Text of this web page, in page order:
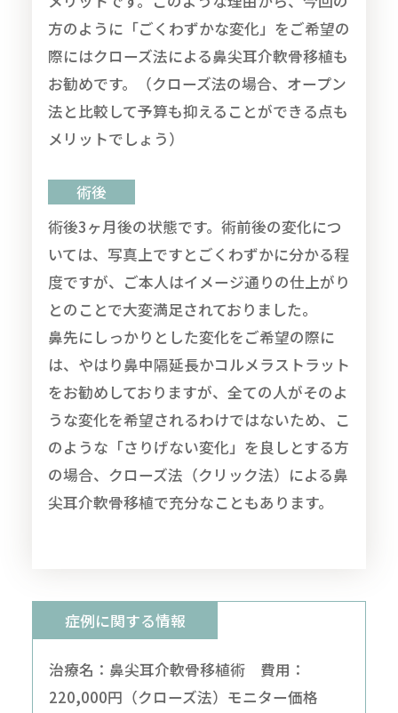
方のように「ごくわずかな変化」をご希望の
際にはクローズ法による鼻尖耳介軟骨移植も
お勧めです。（クローズ法の場合、オープン
法と比較して予算も抑えることができる点も
メリットでしょう）
術後
術後3ヶ月後の状態です。術前後の変化につ
いては、写真上ですとごくわずかに分かる程
度ですが、ご本人はイメージ通りの仕上がり
とのことで大変満足されておりました。
鼻先にしっかりとした変化をご希望の際に
は、やはり鼻中隔延長かコルメラストラット
をお勧めしておりますが、全ての人がそのよ
うな変化を希望されるわけではないため、こ
のような「さりげない変化」を良しとする方
の場合、クローズ法（クリック法）による鼻
尖耳介軟骨移植で充分なこともあります。
症例に関する情報
治療名：鼻尖耳介軟骨移植術 費用：
220,000円（クローズ法）モニター価格